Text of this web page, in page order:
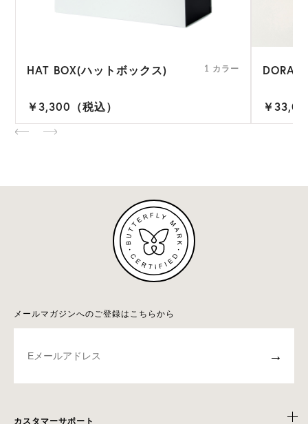
HAT BOX(ハットボックス) 1 カラー
￥3,300（税込）
DORA(
￥
メールマガジンへのご登録はこちらから
→
カスタマーサポート